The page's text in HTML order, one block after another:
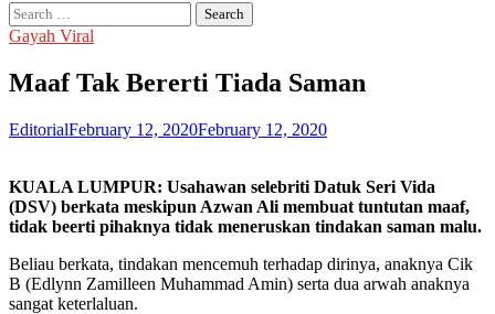
Search
for:
Gayah Viral
Maaf Tak Bererti Tiada Saman
EditorialFebruary 12, 2020February 12, 2020
KUALA LUMPUR: Usahawan selebriti Datuk Seri Vida
(DSV) berkata meskipun Azwan Ali membuat tuntutan maaf,
tidak beerti pihaknya tidak meneruskan tindakan saman malu.
Beliau berkata, tindakan mencemuh terhadap dirinya, anaknya Cik
B (Edlynn Zamilleen Muhammad Amin) serta dua arwah anaknya
sangat keterlaluan.